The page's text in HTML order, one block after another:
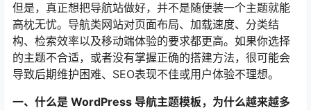
但是，真正想把导航站做好，并不是随便装一个主题就能
高枕无忧。导航类网站对页面布局、加载速度、分类结
构、检索效率以及移动端体验的要求都更高。如果你选择
的主题不合适，或者没有掌握正确的搭建方法，很可能会
导致后期维护困难、SEO表现不佳或用户体验不理想。
一、什么是 WordPress 导航主题模板，为什么越来越多